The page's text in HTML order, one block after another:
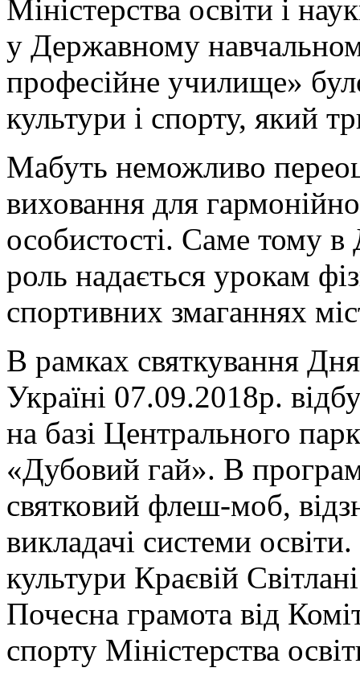
Міністерства освіти і
у Державному
професійне училище»
культури і спорту, який
Мабуть неможливо
виховання для
особистості. Саме тому
роль надається урокам
спортивних змаганнях
В рамках святкування
Україні 07.09.2018р.
на базі Центрального
«Дубовий гай». В
святковий флеш-моб,
викладачі системи
культури Краєвій
Почесна грамота від
спорту Міністерства